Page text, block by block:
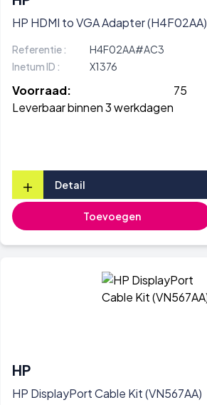
HP HDMI to VGA Adapter (H4F02AA)
Referentie :
H4F02AA#AC3
Inetum ID :
X1376
Voorraad:
75
Leverbaar binnen 3 werkdagen
+ Detail
Toevoegen
HP
HP DisplayPort Cable Kit (VN567AA)